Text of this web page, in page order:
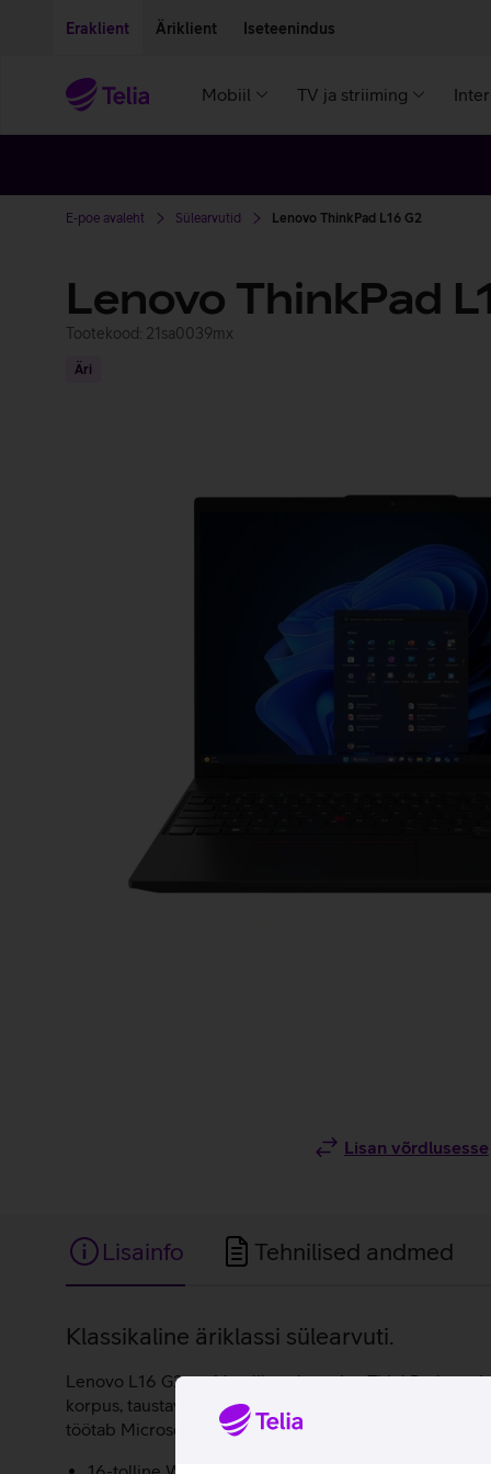
Eraklient Äriklient Iseteenindus
Mobiil TV ja striiming
E-poe avaleht Sülearvutid Lenovo ThinkPad L16 G2
Lenovo ThinkPad
Tootekood: 21sa0039mx
Äri
Lisan võrdlusesse
Lisainfo Tehnilised andmed
Lisainfo
Klassikaline äriklassi sülearvuti.
Lenovo L16 G2 on 16-tollise ekraaniga ThinkPad
korpus, taustavalgustusega klaviatuur ning suurel
töötab Microsoft Windows 11 Pro